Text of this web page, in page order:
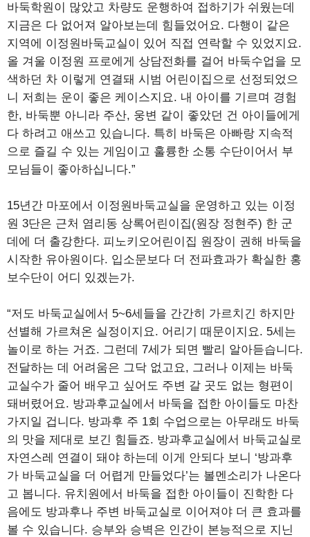
바둑학원이 많았고 차량도 운행하여 접하기가 쉬웠는데
지금은 다 없어져 알아보는데 힘들었어요. 다행이 같은
지역에 이정원바둑교실이 있어 직접 연락할 수 있었지요.
올 겨울 이정원 프로에게 상담전화를 걸어 바둑수업을 모
색하던 차 이렇게 연결돼 시범 어린이집으로 선정되었으
니 저희는 운이 좋은 케이스지요. 내 아이를 기르며 경험
한, 바둑뿐 아니라 주산, 웅변 같이 좋았던 건 아이들에게
다 하려고 애쓰고 있습니다. 특히 바둑은 아빠랑 지속적
으로 즐길 수 있는 게임이고 훌륭한 소통 수단이어서 부
모님들이 좋아하십니다.”
15년간 마포에서 이정원바둑교실을 운영하고 있는 이정
원 3단은 근처 염리동 상록어린이집(원장 정현주) 한 군
데에 더 출강한다. 피노키오어린이집 원장이 권해 바둑을
시작한 유아원이다. 입소문보다 더 전파효과가 확실한 홍
보수단이 어디 있겠는가.
“저도 바둑교실에서 5~6세들을 간간히 가르치긴 하지만
선별해 가르쳐온 실정이지요. 어리기 때문이지요. 5세는
놀이로 하는 거죠. 그런데 7세가 되면 빨리 알아듣습니다.
전달하는 데 어려움은 그닥 없고요, 그러나 이제는 바둑
교실수가 줄어 배우고 싶어도 주변 갈 곳도 없는 형편이
돼버렸어요. 방과후교실에서 바둑을 접한 아이들도 마찬
가지일 겁니다. 방과후 주 1회 수업으로는 아무래도 바둑
의 맛을 제대로 보긴 힘들죠. 방과후교실에서 바둑교실로
자연스레 연결이 돼야 하는데 이게 안되다 보니 ‘방과후
가 바둑교실을 더 어렵게 만들었다’는 볼멘소리가 나온다
고 봅니다. 유치원에서 바둑을 접한 아이들이 진학한 다
음에도 방과후나 주변 바둑교실로 이어져야 더 큰 효과를
볼 수 있습니다. 승부와 승벽은 인간이 본능적으로 지닌